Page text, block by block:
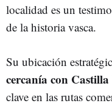
localidad es un
de la historia vasca.
Su ubicación
cercanía con Castilla
clave en las rutas